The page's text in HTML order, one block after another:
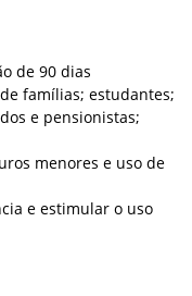
de 90 dias
famílias; estudantes;
e pensionistas;
menores e uso de
e estimular o uso